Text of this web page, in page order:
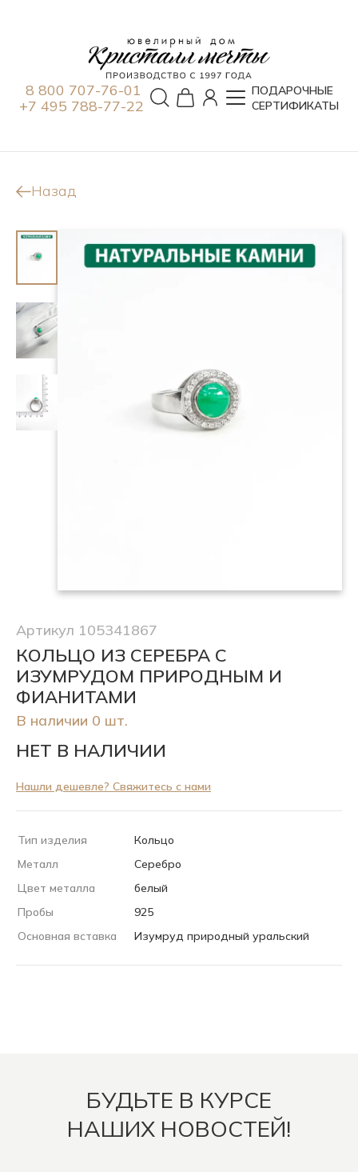
8 800 707-76-01
+7 495 788-77-22
ПОДАРОЧНЫЕ
СЕРТИФИКАТЫ
Назад
Артикул 105341867
КОЛЬЦО ИЗ СЕРЕБРА С
ИЗУМРУДОМ ПРИРОДНЫМ И
ФИАНИТАМИ
В наличии 0 шт.
НЕТ В НАЛИЧИИ
Нашли дешевле? Свяжитесь с нами
Тип изделия
Кольцо
Металл
Серебро
Цвет металла
белый
Пробы
925
Основная вставка
Изумруд природный уральский
БУДЬТЕ В КУРСЕ
НАШИХ НОВОСТЕЙ!